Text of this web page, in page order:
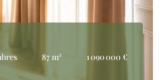
87 m² 1 090 000 €